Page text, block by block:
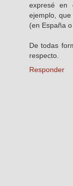
expresé en
ejemplo,
(en España
De todas
respecto.
Responder